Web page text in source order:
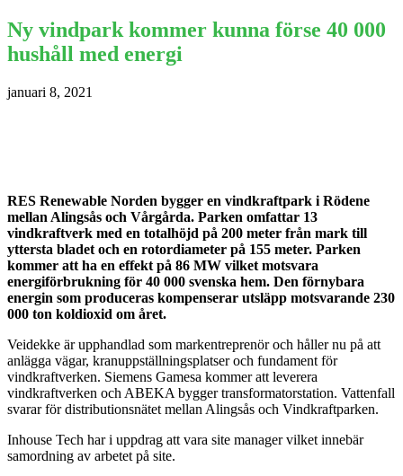
Ny vindpark kommer kunna förse 40 000
hushåll med energi
januari 8, 2021
RES Renewable Norden bygger en vindkraftpark i Rödene
mellan Alingsås och Vårgårda. Parken omfattar 13
vindkraftverk med en totalhöjd på 200 meter från mark till
yttersta bladet och en rotordiameter på 155 meter. Parken
kommer att ha en effekt på 86 MW vilket motsvara
energiförbrukning för 40 000 svenska hem. Den förnybara
energin som produceras kompenserar utsläpp motsvarande 230
000 ton koldioxid om året.
Veidekke är upphandlad som markentreprenör och håller nu på att
anlägga vägar, kranuppställningsplatser och fundament för
vindkraftverken. Siemens Gamesa kommer att leverera
vindkraftverken och ABEKA bygger transformatorstation. Vattenfall
svarar för distributionsnätet mellan Alingsås och Vindkraftparken.
Inhouse Tech har i uppdrag att vara site manager vilket innebär
samordning av arbetet på site.